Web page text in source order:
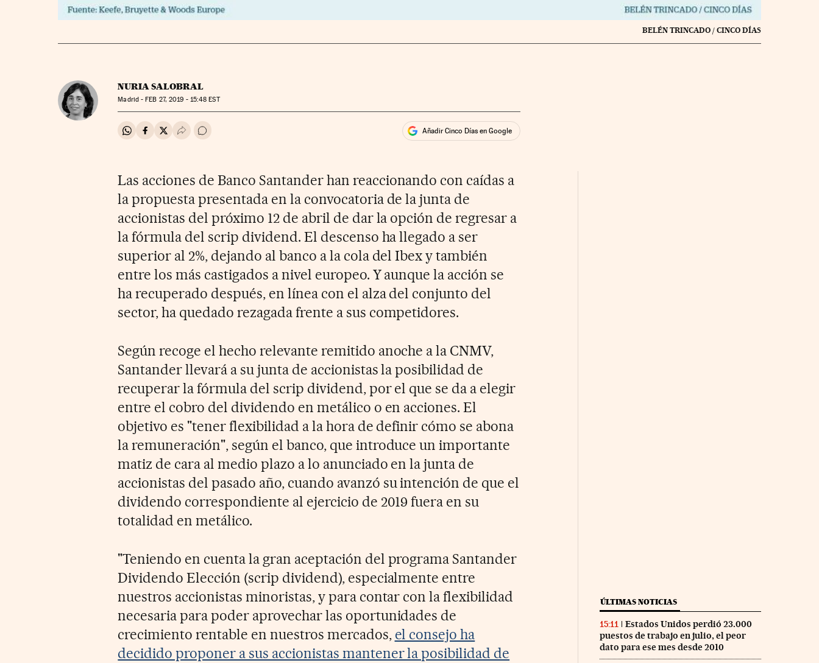
BELÉN TRINCADO / CINCO DÍAS
NURIA SALOBRAL
Madrid - FEB 27, 2019 - 15:48 EST
Compartir en Whatsapp
Compartir en Facebook
Compartir en Twitter
Desplegar Redes Sociales
Ir a los comentarios Añadir Cinco Días en Google
Las acciones de Banco Santander han reaccionando con caídas a
la propuesta presentada en la convocatoria de la junta de
accionistas del próximo 12 de abril de dar la opción de regresar a
la fórmula del scrip dividend. El descenso ha llegado a ser
superior al 2%, dejando al banco a la cola del Ibex y también
entre los más castigados a nivel europeo. Y aunque la acción se
ha recuperado después, en línea con el alza del conjunto del
sector, ha quedado rezagada frente a sus competidores.
Según recoge el hecho relevante remitido anoche a la CNMV,
Santander llevará a su junta de accionistas la posibilidad de
recuperar la fórmula del scrip dividend, por el que se da a elegir
entre el cobro del dividendo en metálico o en acciones. El
objetivo es "tener flexibilidad a la hora de definir cómo se abona
la remuneración", según el banco, que introduce un importante
matiz de cara al medio plazo a lo anunciado en la junta de
accionistas del pasado año, cuando avanzó su intención de que el
dividendo correspondiente al ejercicio de 2019 fuera en su
totalidad en metálico.
"Teniendo en cuenta la gran aceptación del programa Santander
Dividendo Elección (scrip dividend), especialmente entre
nuestros accionistas minoristas, y para contar con la flexibilidad
necesaria para poder aprovechar las oportunidades de
crecimiento rentable en nuestros mercados, el consejo ha
decidido proponer a sus accionistas mantener la posibilidad de
ÚLTIMAS NOTICIAS
15:11
Estados Unidos perdió 23.000
puestos de trabajo en julio, el peor
dato para ese mes desde 2010